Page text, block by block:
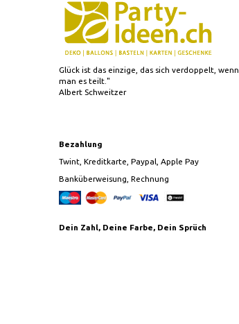
Glück ist das einzige, das sich verdoppelt, wenn
man es teilt."
Albert Schweitzer
Bezahlung
Twint, Kreditkarte, Paypal, Apple Pay
Banküberweisung, Rechnung
Dein Zahl, Deine Farbe, Dein Sprüch